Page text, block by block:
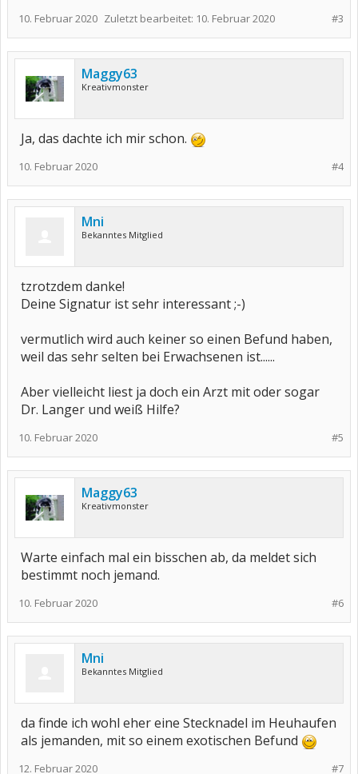
#3
10. Februar 2020 Zuletzt bearbeitet: 10. Februar 2020
Maggy63
Kreativmonster
Ja, das dachte ich mir schon.
#4
10. Februar 2020
Mni
Bekanntes Mitglied
tzrotzdem danke!
Deine Signatur ist sehr interessant ;-)
vermutlich wird auch keiner so einen Befund haben,
weil das sehr selten bei Erwachsenen ist......
Aber vielleicht liest ja doch ein Arzt mit oder sogar
Dr. Langer und weiß Hilfe?
#5
10. Februar 2020
Maggy63
Kreativmonster
Warte einfach mal ein bisschen ab, da meldet sich
bestimmt noch jemand.
#6
10. Februar 2020
Mni
Bekanntes Mitglied
da finde ich wohl eher eine Stecknadel im Heuhaufen
als jemanden, mit so einem exotischen Befund
#7
12. Februar 2020